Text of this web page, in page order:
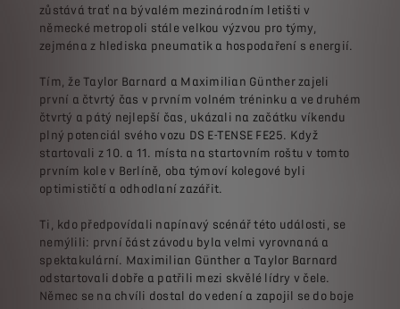
zůstává trať na bývalém mezinárodním letišti v
německé metropoli stále velkou výzvou pro týmy,
zejména z hlediska pneumatik a hospodaření s energií.
Tím, že Taylor Barnard a Maximilian Günther zajeli
první a čtvrtý čas v prvním volném tréninku a ve druhém
čtvrtý a pátý nejlepší čas, ukázali na začátku víkendu
plný potenciál svého vozu DS E-TENSE FE25. Když
startovali z 10. a 11. místa na startovním roštu v tomto
prvním kole v Berlíně, oba týmoví kolegové byli
optimističtí a odhodlaní zazářit.
Ti, kdo předpovídali napínavý scénář této události, se
nemýlili: první část závodu byla velmi vyrovnaná a
spektakulární. Maximilian Günther a Taylor Barnard
odstartovali dobře a patřili mezi skvělé lídry v čele.
Němec se na chvíli dostal do vedení a zapojil se do boje